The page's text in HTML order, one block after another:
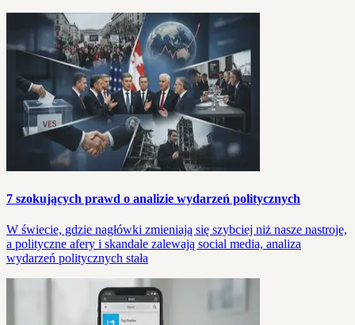
7 szokujących prawd o analizie wydarzeń politycznych
W świecie, gdzie nagłówki zmieniają się szybciej niż nasze nastroje,
a polityczne afery i skandale zalewają social media, analiza
wydarzeń politycznych stała